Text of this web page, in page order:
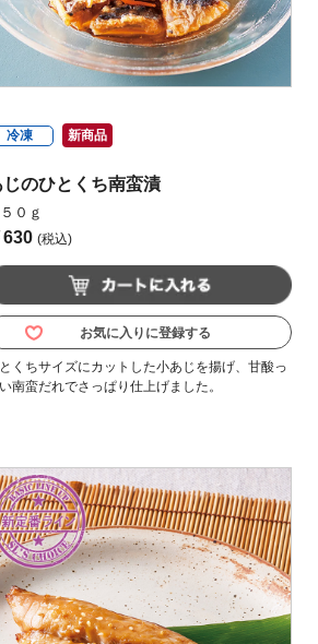
冷凍 新商品
じのひとくち南蛮漬
０ｇ
630 (税込)
お気に入りに登録する
くちサイズにカットした小あじを揚げ、甘酸っ
南蛮だれでさっぱり仕上げました。